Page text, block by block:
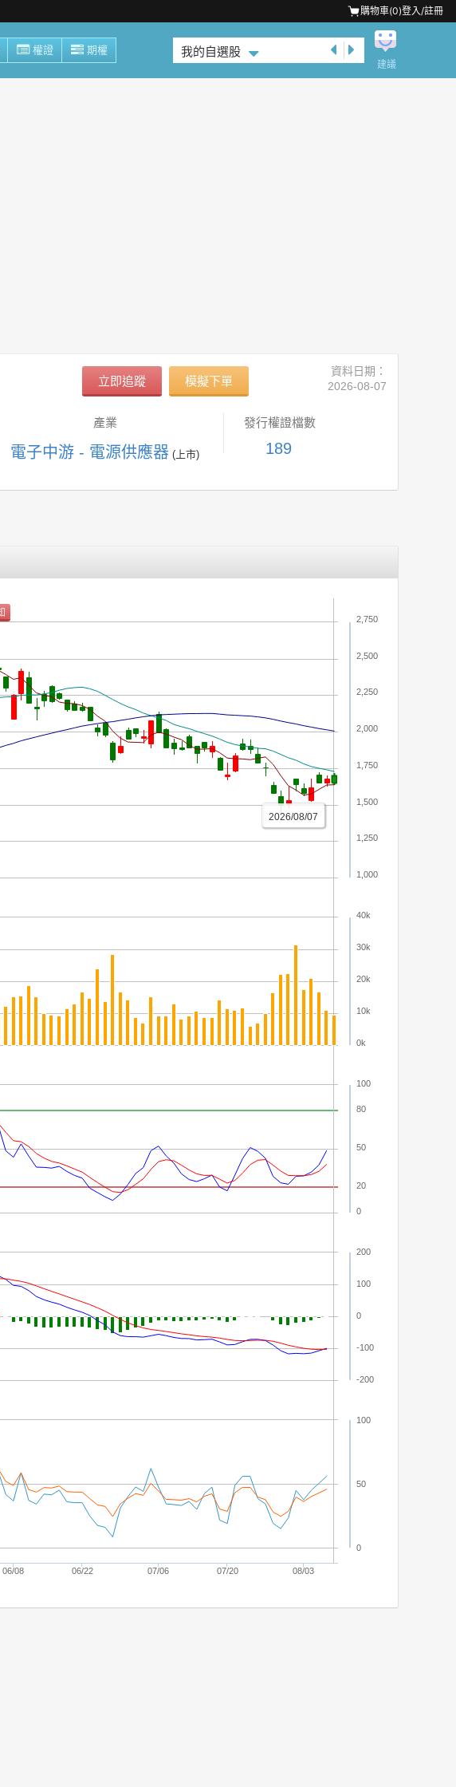
購物車(0)登入/註冊
權證 期權 我的自選股
建議
立即追蹤 模擬下單
資料日期：
2026-08-07
產業
電子中游 - 電源供應器 (上市)
發行權證檔數
189
06/08 06/22 07/06 07/20 08/03
1,000
1,250
1,500
1,750
2,000
2,250
2,500
2,750
0k
10k
20k
30k
40k
0
20
50
80
100
-200
-100
0
100
200
0
50
100
2026/08/07